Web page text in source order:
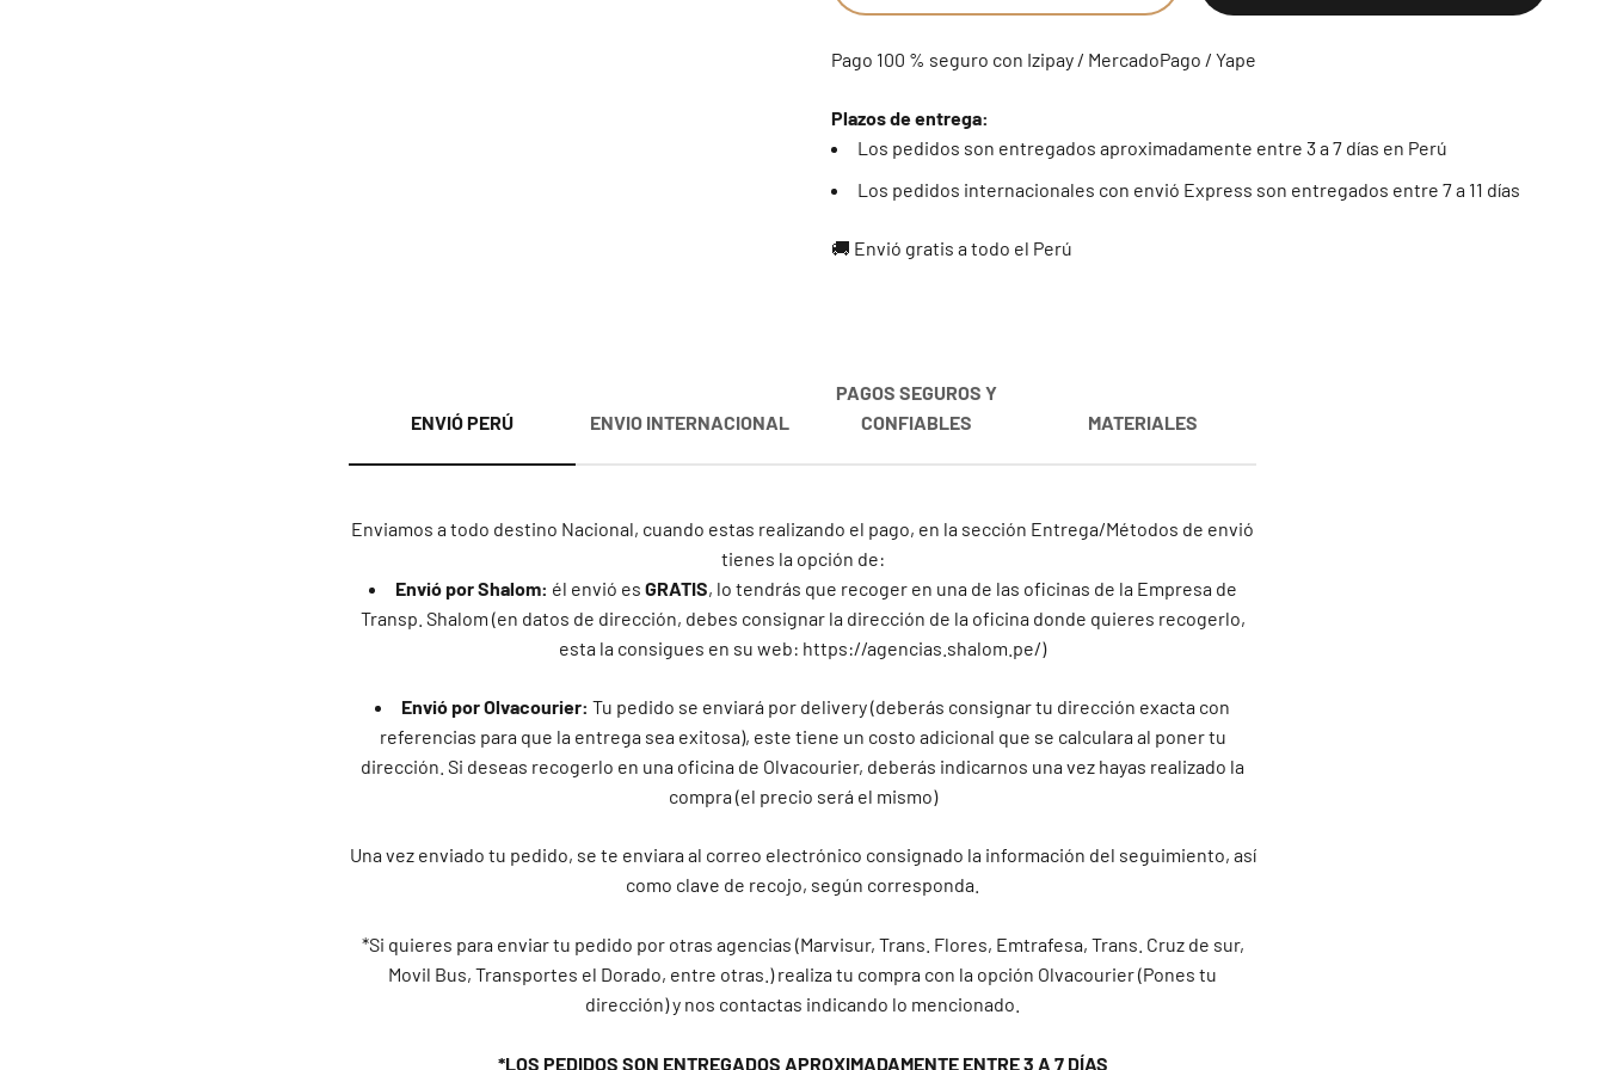
Pago 100 % seguro con Izipay / MercadoPago / Yape
Plazos de entrega:
Los pedidos son entregados aproximadamente entre 3 a 7 días en Perú
Los pedidos internacionales con envió Express son entregados entre 7 a 11 días
🚚 Envió gratis a todo el Perú
ENVIÓ PERÚ
Enviamos a todo destino Nacional, cuando estas realizando el pago, en la sección Entrega/Métodos de envió
tienes la opción de:
Envió por Shalom: él envió es GRATIS, lo tendrás que recoger en una de las oficinas de la Empresa de
Transp. Shalom (en datos de dirección, debes consignar la dirección de la oficina donde quieres recogerlo,
esta la consigues en su web: https://agencias.shalom.pe/)
Envió por Olvacourier: Tu pedido se enviará por delivery (deberás consignar tu dirección exacta con
referencias para que la entrega sea exitosa), este tiene un costo adicional que se calculara al poner tu
dirección. Si deseas recogerlo en una oficina de Olvacourier, deberás indicarnos una vez hayas realizado la
compra (el precio será el mismo)
Una vez enviado tu pedido, se te enviara al correo electrónico consignado la información del seguimiento, así
como clave de recojo, según corresponda.
*Si quieres para enviar tu pedido por otras agencias (Marvisur, Trans. Flores, Emtrafesa, Trans. Cruz de sur,
Movil Bus, Transportes el Dorado, entre otras.) realiza tu compra con la opción Olvacourier (Pones tu
dirección) y nos contactas indicando lo mencionado.
*LOS PEDIDOS SON ENTREGADOS APROXIMADAMENTE ENTRE 3 A 7 DÍAS
ENVIO INTERNACIONAL
PAGOS SEGUROS Y
CONFIABLES
MATERIALES